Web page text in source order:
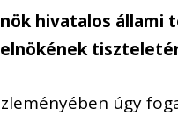
hivatalos
úgy